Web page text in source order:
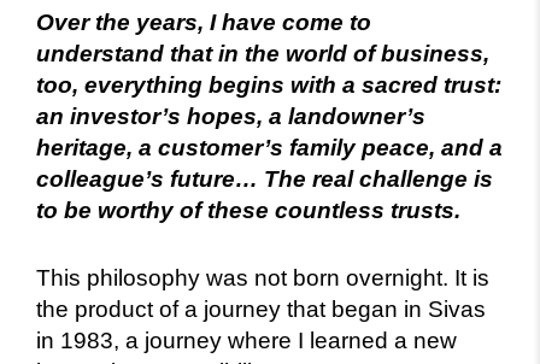
Over the years, I have come to
understand that in the world of business,
too, everything begins with a sacred trust:
an investor’s hopes, a landowner’s
heritage, a customer’s family peace, and a
colleague’s future… The real challenge is
to be worthy of these countless trusts.
This philosophy was not born overnight. It is
the product of a journey that began in Sivas
in 1983, a journey where I learned a new